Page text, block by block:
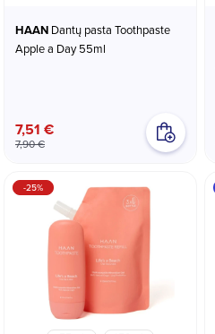
HAAN
Apple a Day 55ml
7,51 €
7,90 €
-25%